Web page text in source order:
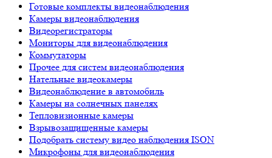
Готовые комплекты видеонаблюдения
Камеры видеонаблюдения
Видеорегистраторы
Мониторы для видеонаблюдения
Коммутаторы
Прочее для систем видеонаблюдения
Нательные видеокамеры
Видеонаблюдение в автомобиль
Камеры на солнечных панелях
Тепловизионные камеры
Взрывозащищенные камеры
Подобрать систему видео наблюдения ISON
Микрофоны для видеонаблюдения